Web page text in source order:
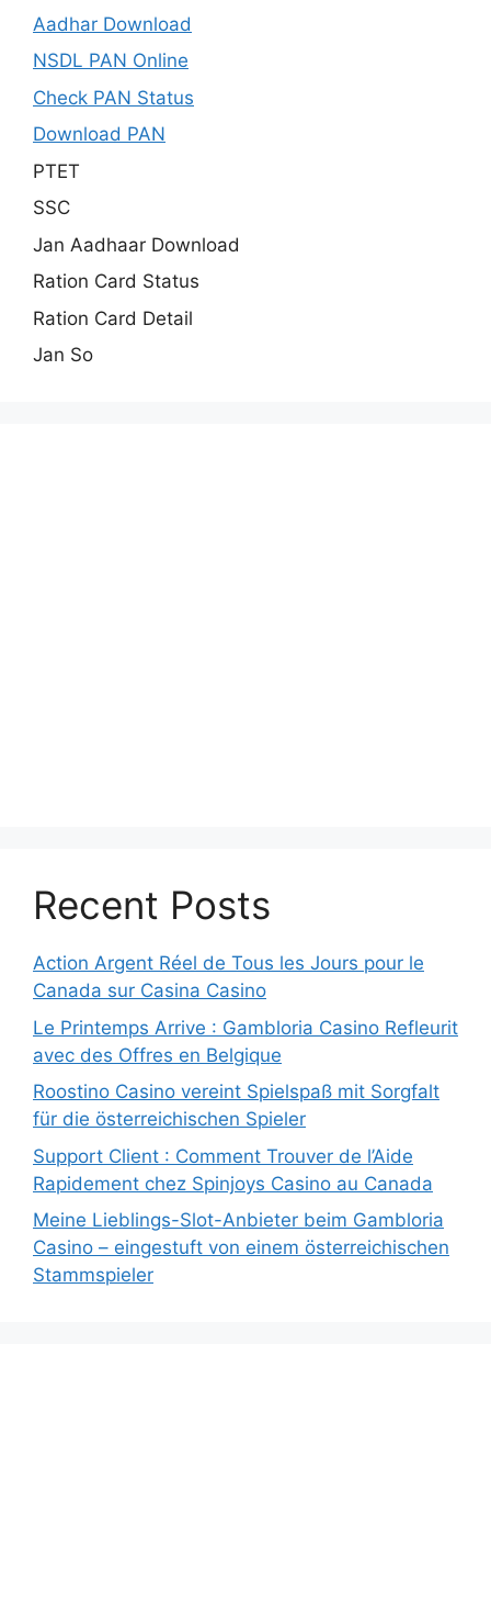
Aadhar Download
NSDL PAN Online
Check PAN Status
Download PAN
PTET
SSC
Jan Aadhaar Download
Ration Card Status
Ration Card Detail
Jan So
Recent Posts
Action Argent Réel de Tous les Jours pour le
Canada sur Casina Casino
Le Printemps Arrive : Gambloria Casino Refleurit
avec des Offres en Belgique
Roostino Casino vereint Spielspaß mit Sorgfalt
für die österreichischen Spieler
Support Client : Comment Trouver de l’Aide
Rapidement chez Spinjoys Casino au Canada
Meine Lieblings-Slot-Anbieter beim Gambloria
Casino – eingestuft von einem österreichischen
Stammspieler